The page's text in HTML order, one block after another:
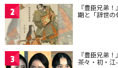
2 『豊臣兄弟
期と「辞世
3 『豊臣兄弟
茶々・初・